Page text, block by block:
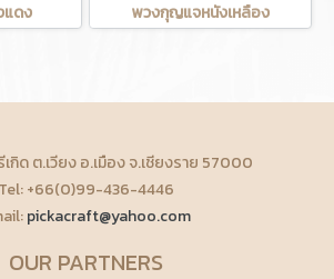
ดง พวงกุญแจหนังเหลือง
กิด ต.เวียง อ.เมือง จ.เชียงราย 57000
Tel: +66(0)99-436-4446
pickacraft@yahoo.com
OUR PARTNERS